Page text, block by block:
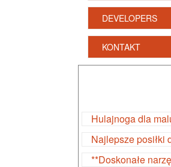
DEVELOPERS
KONTAKT
Hulajnoga dla
Najlepsze posiłki
**Doskonałe